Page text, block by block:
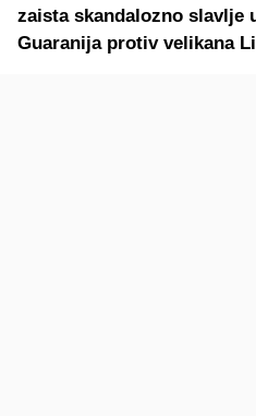
zaista skandalozno slavlje
Guaranija protiv velikana